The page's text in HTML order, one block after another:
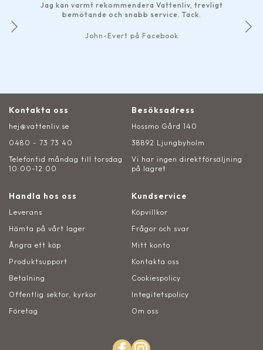
Jag kan varmt rekommendera Vattenliv, trevligt
bemötande och snabb service. Tack.
John-Evert på Facebook
Kontakta oss
hej@vattenliv.se
0480 - 73 73 40
Telefontid måndag till torsdag
10:00-12:00
Besöksadress
Hossmo Gård 140
38892 Ljungbyholm
Vi har ingen direktförsäljning
på lagret
Handla hos oss
Leverans
Hämta på vårt lager
Ångra ett köp
Produktsupport
Betalning
Offentlig sektor, kyrkor
Företag
Kundservice
Köpvillkor
Frågor och svar
Mitt konto
Kontakta oss
Cookiespolicy
Integitetspolicy
Om oss